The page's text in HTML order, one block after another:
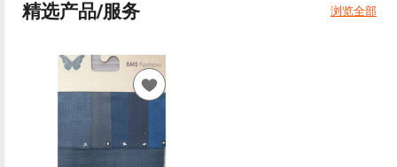
精选产品/服务 浏览全部